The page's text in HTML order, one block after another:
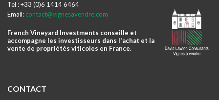
Tel : +33 (0)6 1414 6464
Email: contact@vignesavendre.com
French Vineyard Investments conseille et
accompagne les investisseurs dans l'achat et la
vente de propriétés viticoles en France.
CONTACT